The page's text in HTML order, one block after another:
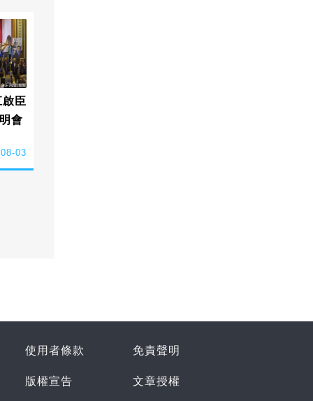
臣
會
03
使用者條款 免責聲明
版權宣告 文章授權